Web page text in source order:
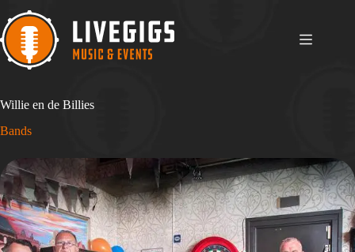
naar
de
inhoud
Willie en de Billies
Bands